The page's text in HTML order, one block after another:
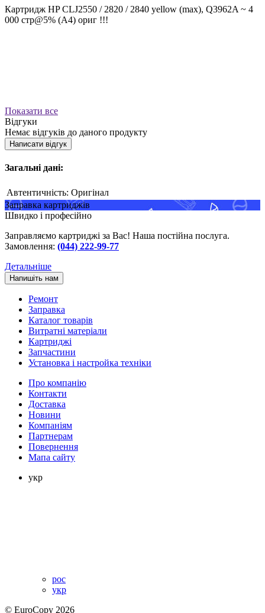
Картридж HP CLJ2550 / 2820 / 2840 yellow (max), Q3962A ~ 4
000 стр@5% (A4) ориг !!!
Показати все
Відгуки
Немає відгуків до даного продукту
Написати відгук
Загальні дані:
Автентичність: Оригінал
Заправка картриджів
Швидко і професійно
Заправляємо картриджі за Вас! Наша постійна послуга.
Замовлення: (044) 222-99-77
Детальніше
Напишіть нам
Ремонт
Заправка
Каталог товарів
Витратні матеріали
Картриджі
Запчастини
Установка і настройка техніки
Про компанію
Контакти
Доставка
Новини
Компаніям
Партнерам
Повернення
Мапа сайту
укр
рос
укр
© EuroCopy 2026